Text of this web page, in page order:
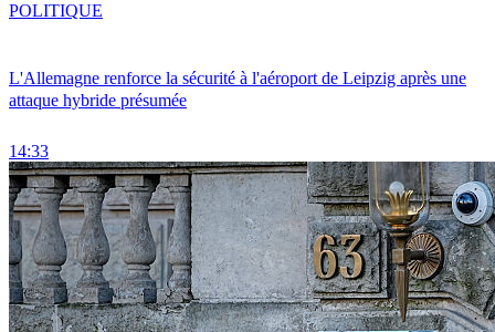
L'Allemagne renforce la sécurité à l'aéroport de Leipzig après une
attaque hybride présumée
14:33
POLITIQUE